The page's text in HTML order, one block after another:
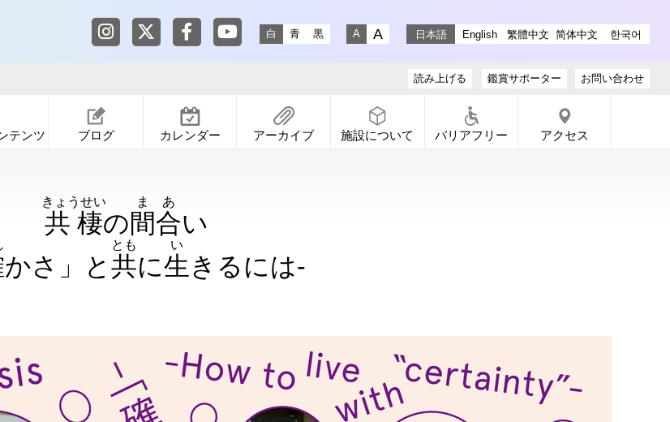
東京都渋谷公園通りギャラリー instagram
東京都渋谷公園通りギャラリー X
東京都渋谷公園通りギャラリー Facebook
東京都渋谷公園通りギャラリー YouTube
白 青
黒
日本語 English 繁體中文 简体中文 한국어
鑑賞サポーター お問い合わせ
テンツ ブログ カレンダー アーカイブ 施設について バリアフリー アクセス
読み上げる
共棲
きょうせい
の間合
まあ
い
かさ」と 共
とも
に生
い
きるには-